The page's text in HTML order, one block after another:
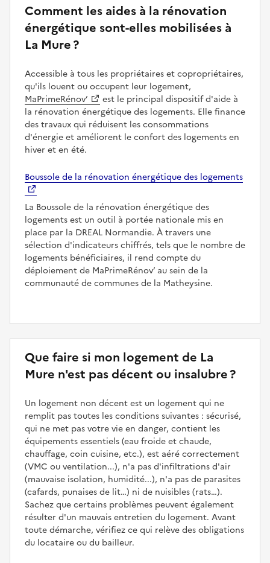
Comment les aides à la rénovation
énergétique sont-elles mobilisées à
La Mure ?
Accessible à tous les propriétaires et copropriétaires,
qu'ils louent ou occupent leur logement,
MaPrimeRénov’
est le principal dispositif d'aide à
la rénovation énergétique des logements. Elle finance
des travaux qui réduisent les consommations
d'énergie et améliorent le confort des logements en
hiver et en été.
Boussole de la rénovation énergétique des logements
La Boussole de la rénovation énergétique des
logements est un outil à portée nationale mis en
place par la DREAL Normandie. À travers une
sélection d'indicateurs chiffrés, tels que le nombre de
logements bénéficiaires, il rend compte du
déploiement de MaPrimeRénov’ au sein de la
communauté de communes de la Matheysine.
Que faire si mon logement de La
Mure n'est pas décent ou insalubre ?
Un logement non décent est un logement qui ne
remplit pas toutes les conditions suivantes : sécurisé,
qui ne met pas votre vie en danger, contient les
équipements essentiels (eau froide et chaude,
chauffage, coin cuisine, etc.), est aéré correctement
(VMC ou ventilation...), n'a pas d'infiltrations d'air
(mauvaise isolation, humidité...), n'a pas de parasites
(cafards, punaises de lit…) ni de nuisibles (rats…).
Sachez que certains problèmes peuvent également
résulter d'un mauvais entretien du logement. Avant
toute démarche, vérifiez ce qui relève des obligations
du locataire ou du bailleur.